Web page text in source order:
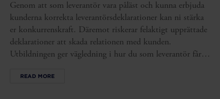
Genom att som leverantör vara påläst och kunna erbjuda
kunderna korrekta leverantörsdeklarationer kan ni stärka
er konkurrenskraft. Däremot riskerar felaktigt upprättade
deklarationer att skada relationen med kunden.
Utbildningen ger vägledning i hur du som leverantör får
säkerställa att era leverantörsdeklarationer blir rätt från
READ MORE